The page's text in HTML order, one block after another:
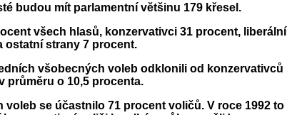
budou mít parlamentní většinu 179 křesel.
všech hlasů, konzervativci 31 procent, liberální
ostatní strany 7 procent.
všobecných voleb odklonili od konzervativců
průměru o 10,5 procenta.
voleb se účastnilo 71 procent voličů. V roce 1992 to